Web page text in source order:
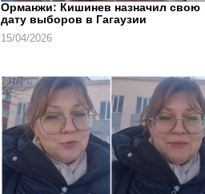
Орманжи: Кишинев назначил свою
дату выборов в Гагаузии
15/04/2026